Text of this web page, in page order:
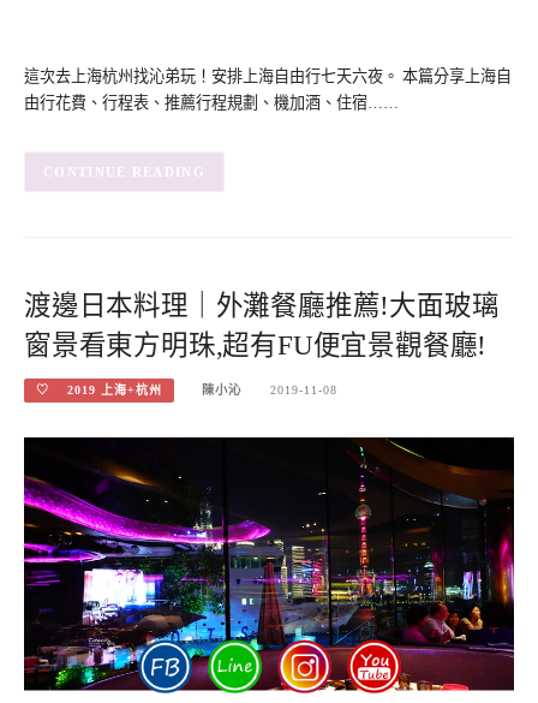
這次去上海杭州找沁弟玩！安排上海自由行七天六夜。 本篇分享上海自
由行花費、行程表、推薦行程規劃、機加酒、住宿……
CONTINUE READING
渡邊日本料理｜外灘餐廳推薦!大面玻璃
窗景看東方明珠,超有FU便宜景觀餐廳!
♡ 2019 上海+杭州 陳小沁 2019-11-08